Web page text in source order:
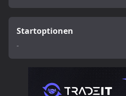
Startoptionen
-